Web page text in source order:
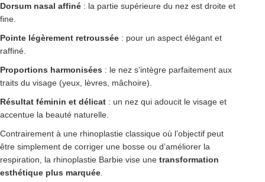
Dorsum nasal affiné : la partie supérieure du nez est droite et
fine.
Pointe légèrement retroussée : pour un aspect élégant et
raffiné.
Proportions harmonisées : le nez s’intègre parfaitement aux
traits du visage (yeux, lèvres, mâchoire).
Résultat féminin et délicat : un nez qui adoucit le visage et
accentue la beauté naturelle.
Contrairement à une rhinoplastie classique où l’objectif peut
être simplement de corriger une bosse ou d’améliorer la
respiration, la rhinoplastie Barbie vise une transformation
esthétique plus marquée